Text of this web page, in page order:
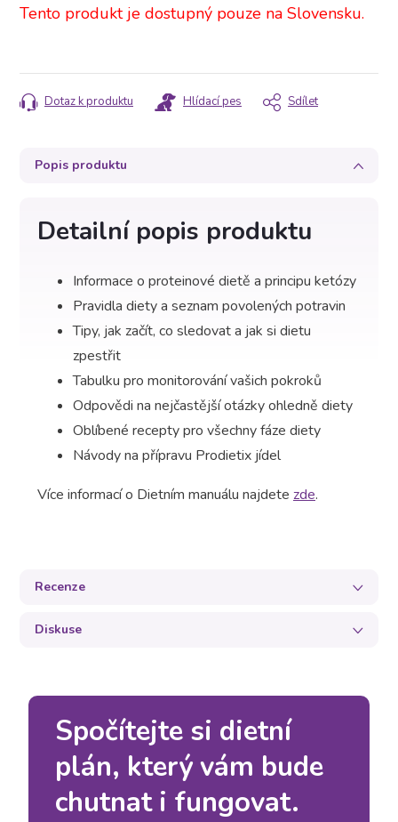
Tento produkt je dostupný pouze na Slovensku.
Dotaz k produktu Hlídací pes Sdílet
Popis produktu
Detailní popis produktu
Informace o proteinové dietě a principu ketózy
Pravidla diety a seznam povolených potravin
Tipy, jak začít, co sledovat a jak si dietu
zpestřit
Tabulku pro monitorování vašich pokroků
Odpovědi na nejčastější otázky ohledně diety
Oblíbené recepty pro všechny fáze diety
Návody na přípravu Prodietix jídel
Více informací o Dietním manuálu najdete zde.
Recenze
Diskuse
Spočítejte si dietní
plán, který vám bude
chutnat i fungovat.